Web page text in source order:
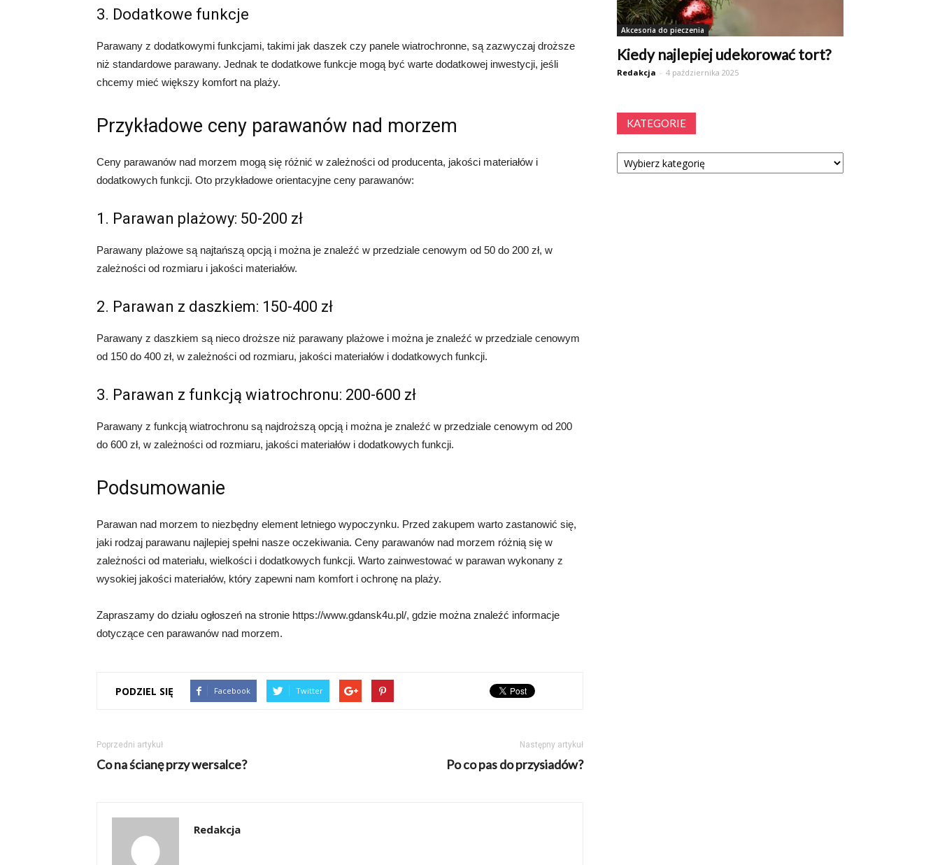
3. Dodatkowe funkcje
Parawany z dodatkowymi funkcjami, takimi jak daszek czy panele wiatrochronne, są zazwyczaj droższe
niż standardowe parawany. Jednak te dodatkowe funkcje mogą być warte dodatkowej inwestycji, jeśli
chcemy mieć większy komfort na plaży.
Przykładowe ceny parawanów nad morzem
Ceny parawanów nad morzem mogą się różnić w zależności od producenta, jakości materiałów i
dodatkowych funkcji. Oto przykładowe orientacyjne ceny parawanów:
1. Parawan plażowy: 50-200 zł
Parawany plażowe są najtańszą opcją i można je znaleźć w przedziale cenowym od 50 do 200 zł, w
zależności od rozmiaru i jakości materiałów.
2. Parawan z daszkiem: 150-400 zł
Parawany z daszkiem są nieco droższe niż parawany plażowe i można je znaleźć w przedziale cenowym
od 150 do 400 zł, w zależności od rozmiaru, jakości materiałów i dodatkowych funkcji.
3. Parawan z funkcją wiatrochronu: 200-600 zł
Parawany z funkcją wiatrochronu są najdroższą opcją i można je znaleźć w przedziale cenowym od 200
do 600 zł, w zależności od rozmiaru, jakości materiałów i dodatkowych funkcji.
Podsumowanie
Parawan nad morzem to niezbędny element letniego wypoczynku. Przed zakupem warto zastanowić się,
jaki rodzaj parawanu najlepiej spełni nasze oczekiwania. Ceny parawanów nad morzem różnią się w
zależności od materiału, wielkości i dodatkowych funkcji. Warto zainwestować w parawan wykonany z
wysokiej jakości materiałów, który zapewni nam komfort i ochronę na plaży.
Zapraszamy do działu ogłoszeń na stronie https://www.gdansk4u.pl/, gdzie można znaleźć informacje
dotyczące cen parawanów nad morzem.
PODZIEL SIĘ Facebook Twitter
Poprzedni artykuł
Co na ścianę przy wersalce?
Następny artykuł
Po co pas do przysiadów?
Redakcja
Akcesoria do pieczenia
Kiedy najlepiej udekorować tort?
Redakcja - 4 października 2025
KATEGORIE
Kategorie